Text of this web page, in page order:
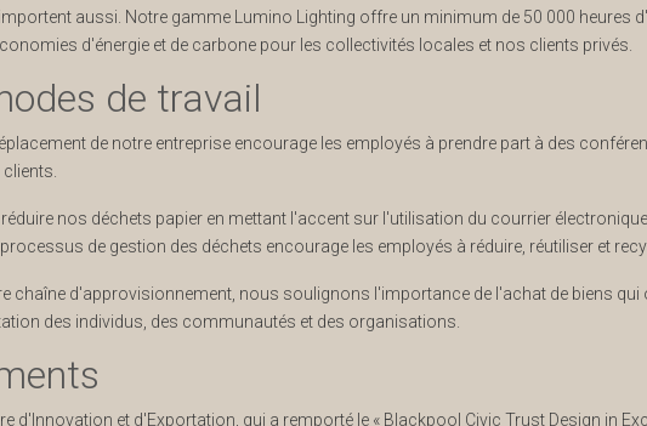
importent aussi. Notre gamme Lumino Lighting offre un minimum de 50 000 heures
d'énergie et de carbone pour les collectivités locales et nos clients privés.
de travail
de notre entreprise encourage les employés à prendre part à des
nos déchets papier en mettant l'accent sur l'utilisation du courrier
de gestion des déchets encourage les employés à réduire, réutiliser et
chaîne d'approvisionnement, nous soulignons l'importance de l'achat de biens
des individus, des communautés et des organisations.
d'Innovation et d'Exportation, qui a remporté le « Blackpool Civic Trust Design in